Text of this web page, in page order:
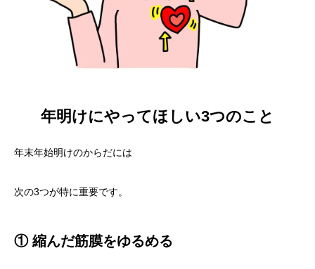
年明けにやってほしい3つのこと
年末年始明けのからだには
次の3つが特に重要です。
① 縮んだ筋膜をゆるめる